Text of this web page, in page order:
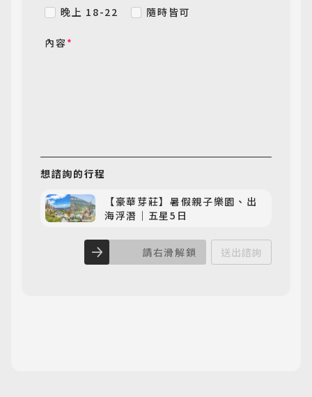
晚上 18-22
隨時皆可
內容*
想諮詢的行程
【豪華芽莊】暑假親子樂園、出
海浮潛｜五星5日
請右滑解鎖 送出諮詢